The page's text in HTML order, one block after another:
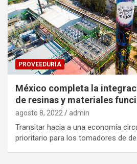
PROVEEDURÍA
México completa la
de resinas y materiales
agosto 8, 2022 admin
Transitar hacia a una economía
prioritario para los tomadores de